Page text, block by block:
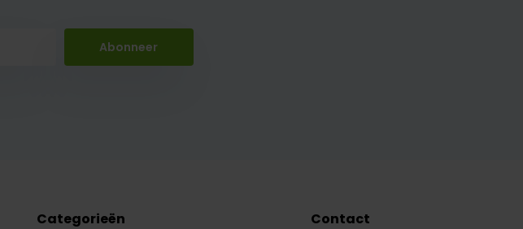
Abonneer
Categorieën Contact